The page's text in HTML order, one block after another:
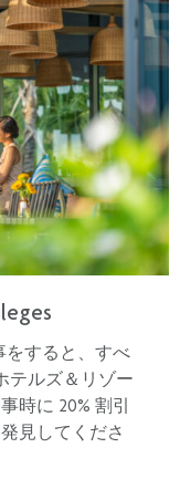
をすると、すべ
テルズ＆リゾー
時に 20% 割引
見してくださ